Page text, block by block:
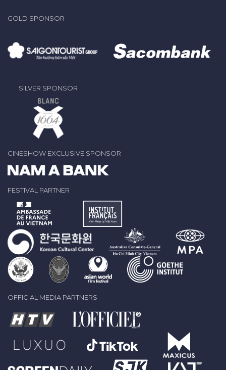
GOLD SPONSOR
SILVER SPONSOR
CINESHOW EXCLUSIVE SPONSOR
FESTIVAL PARTNER
OFFICIAL MEDIA PARTNERS